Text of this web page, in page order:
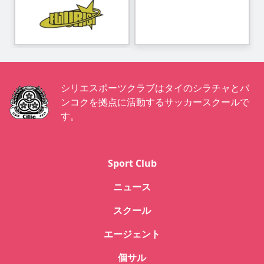
シリエスポーツクラブはタイのシラチャとバ
ンコクを拠点に活動するサッカースクールで
す。
Sport Club
ニュース
スクール
エージェント
個サル